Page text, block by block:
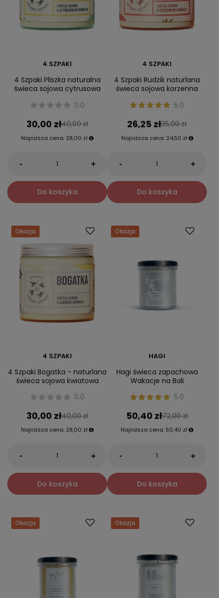
4 SZPAKI
4 Szpaki Pliszka naturalna
świeca sojowa cytrusowa
0.0
30,00 zł40,00 zł
Najniższa cena: 28,00 zł
- +
Do koszyka
4 SZPAKI
4 Szpaki Rudzik naturlana
świeca sojowa korzenna
5.0
26,25 zł35,00 zł
Najniższa cena: 24,50 zł
- +
Do koszyka
Okazja
4 SZPAKI
4 Szpaki Bogatka - naturlana
świeca sojowa kwiatowa
0.0
30,00 zł40,00 zł
Najniższa cena: 28,00 zł
- +
Do koszyka
Okazja
HAGI
Hagi świeca zapachowa
Wakacje na Bali
5.0
50,40 zł72,00 zł
Najniższa cena: 50,40 zł
- +
Do koszyka
Okazja Okazja